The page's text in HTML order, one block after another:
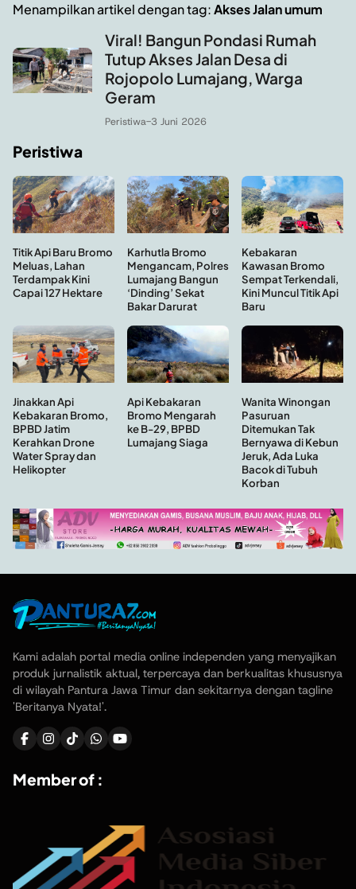
Menampilkan artikel dengan tag:Akses Jalan umum
Viral! Bangun Pondasi Rumah
Tutup Akses Jalan Desa di
Rojopolo Lumajang, Warga
Geram
Peristiwa-3 Juni 2026
Peristiwa
Titik Api Baru Bromo
Meluas, Lahan
Terdampak Kini
Capai 127 Hektare
Karhutla Bromo
Mengancam, Polres
Lumajang Bangun
‘Dinding’ Sekat
Bakar Darurat
Kebakaran
Kawasan Bromo
Sempat Terkendali,
Kini Muncul Titik Api
Baru
Jinakkan Api
Kebakaran Bromo,
BPBD Jatim
Kerahkan Drone
Water Spray dan
Helikopter
Api Kebakaran
Bromo Mengarah
ke B-29, BPBD
Lumajang Siaga
Wanita Winongan
Pasuruan
Ditemukan Tak
Bernyawa di Kebun
Jeruk, Ada Luka
Bacok di Tubuh
Korban
Kami adalah portal media online independen yang menyajikan
produk jurnalistik aktual, terpercaya dan berkualitas khususnya
di wilayah Pantura Jawa Timur dan sekitarnya dengan tagline
'Beritanya Nyata!'.
Member of :